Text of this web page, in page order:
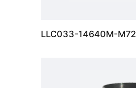
LLC033-14640M-M72